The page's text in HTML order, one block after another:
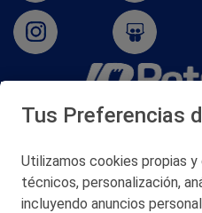
San Martín 5-
© 2026
Tus Preferencias
Utilizamos cookies propias
técnicos, personalización,
incluyendo anuncios